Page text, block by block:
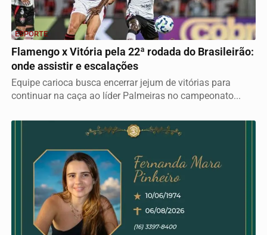
ESPORTE
Flamengo x Vitória pela 22ª rodada do Brasileirão:
onde assistir e escalações
Equipe carioca busca encerrar jejum de vitórias para
continuar na caça ao líder Palmeiras no campeonato...